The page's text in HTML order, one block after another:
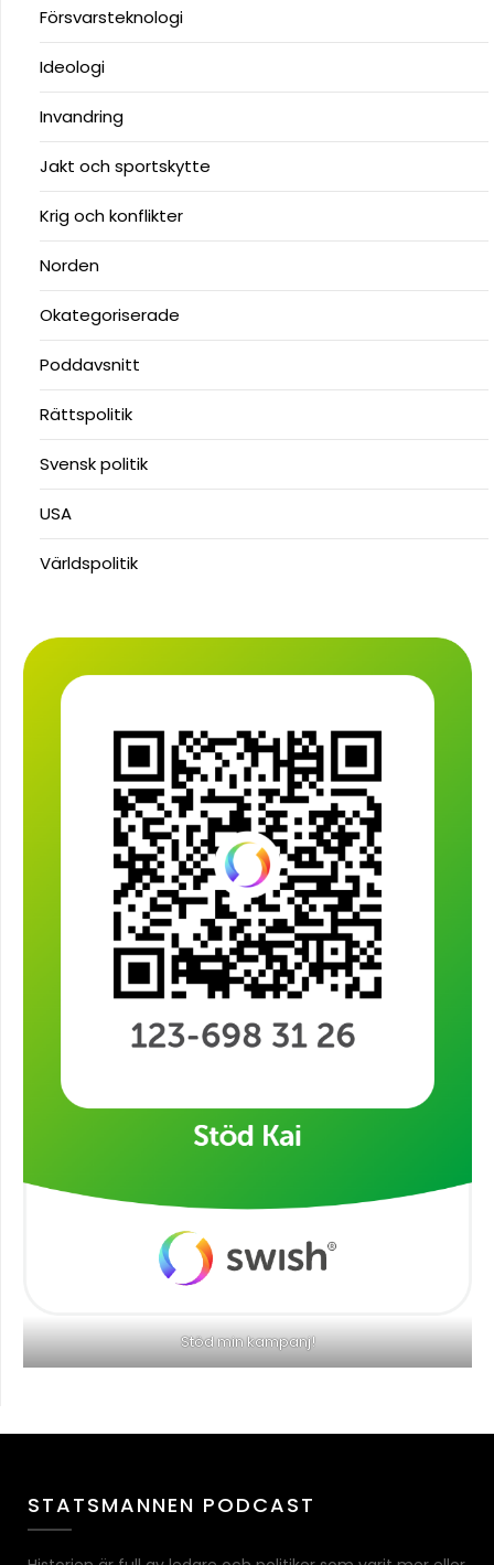
Försvarsteknologi
Ideologi
Invandring
Jakt och sportskytte
Krig och konflikter
Norden
Okategoriserade
Poddavsnitt
Rättspolitik
Svensk politik
USA
Världspolitik
Stöd min kampanj!
STATSMANNEN PODCAST